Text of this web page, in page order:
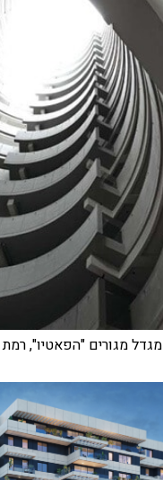
מגדל מגורים "הפאטיו", רמת